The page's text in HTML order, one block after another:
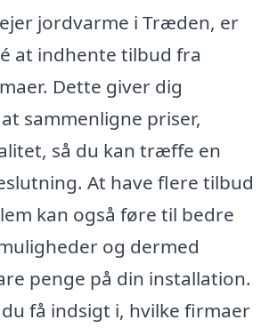
jordvarme i Træden, er
at indhente tilbud fra
Dette giver dig
sammenligne priser,
så du kan træffe en
At have flere tilbud
kan også føre til bedre
og dermed
penge på din installation.
få indsigt i, hvilke firmaer